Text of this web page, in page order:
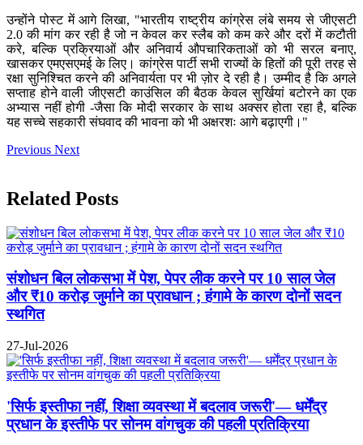
उन्होंने पोस्ट में आगे लिखा, "भारतीय राष्ट्रीय कांग्रेस लंबे समय से जीएसटी
2.0 की मांग कर रही है जो न केवल कर स्लैब को कम करे और दरों में कटौती
करे, बल्कि प्रक्रियाओं और अनिवार्य औपचारिकताओं को भी सरल बनाए,
खासकर एमएसएमई के लिए। कांग्रेस पार्टी सभी राज्यों के हितों की पूरी तरह से
रक्षा सुनिश्चित करने की अनिवार्यता पर भी ज़ोर दे रही है। उम्मीद है कि अगले
सप्ताह होने वाली जीएसटी काउंसिल की बैठक केवल सुर्खियां बटोरने का एक
अभ्यास नहीं होगी -जैसा कि मोदी सरकार के साथ अक्सर होता रहा है, बल्कि
यह सच्चे सहकारी संघवाद की भावना को भी अक्षरशः आगे बढ़ाएगी।"
Previous Next
Related Posts
संशोधन बिल लोकसभा में पेश, पेपर लीक करने पर 10 साल जेल
और ₹10 करोड़ जुर्माने का प्रावधान ; हंगामे के कारण दोनों सदन
स्थगित
27-Jul-2026
'सिर्फ इस्तीफा नहीं, शिक्षा व्यवस्था में बदलाव जरूरी'— धर्मेंद्र
प्रधान के इस्तीफे पर सोनम वांगचुक की पहली प्रतिक्रिया